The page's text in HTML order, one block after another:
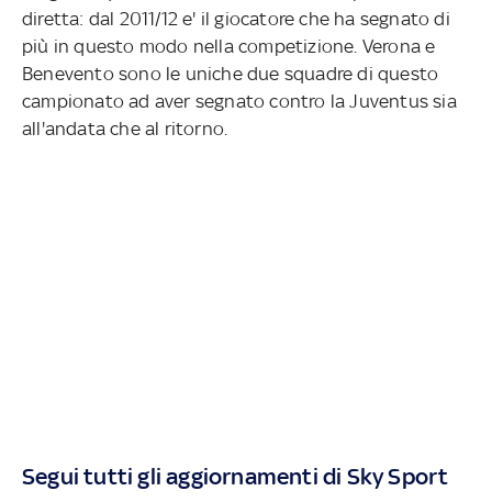
diretta: dal 2011/12 e' il giocatore che ha segnato di
più in questo modo nella competizione. Verona e
Benevento sono le uniche due squadre di questo
campionato ad aver segnato contro la Juventus sia
all'andata che al ritorno.
Segui tutti gli aggiornamenti di Sky Sport